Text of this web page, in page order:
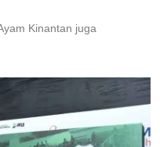
Kinantan juga